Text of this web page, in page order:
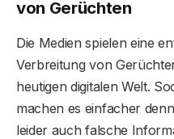
von Gerüchten
Die Medien spielen eine
Verbreitung von
heutigen digitalen Welt.
machen es einfacher
leider auch falsche